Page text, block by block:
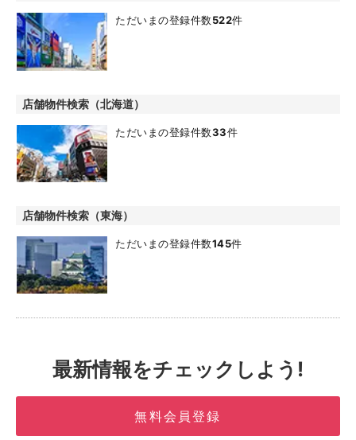
ただいまの登録件数522件
店舗物件検索（北海道）
ただいまの登録件数33件
店舗物件検索（東海）
ただいまの登録件数145件
最新情報をチェックしよう!
無料会員登録